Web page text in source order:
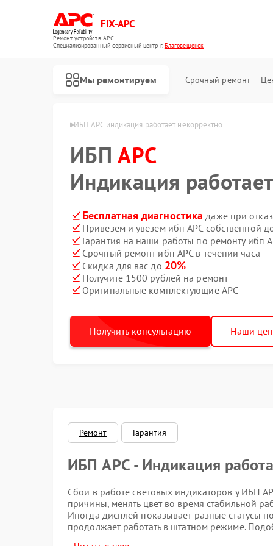
FIX-APC
Ремонт устройств APC
Специализированный cервисный центр г.Благовещенск
Мы ремонтируем Срочный ремонт
ИБП APC индикация работает некорректно
ИБПAPC
Индикация
Бесплатная диагностика даже при
Привезем и увезем ибп APC собственной
Гарантия на наши работы по ремонту ибп
Срочный ремонт ибп APC в течении часа
Скидка для вас до 20%
Получите 1500 рублей на ремонт
Оригинальные комплектующие APC
Получить консультацию Наши
Ремонт Гарантия
ИБП APC - Индикация
Сбои в работе световых индикаторов у ИБП
причины, менять цвет во время стабильной
Иногда дисплей показывает разные статусы
продолжает работать в штатном режиме.